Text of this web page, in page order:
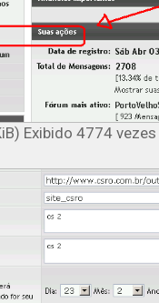
Exibido 4774 vezes